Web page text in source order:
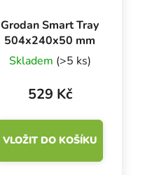
Grodan Smart Tray
504x240x50 mm
Skladem (>5 ks)
529 Kč
VLOŽIT DO KOŠÍKU